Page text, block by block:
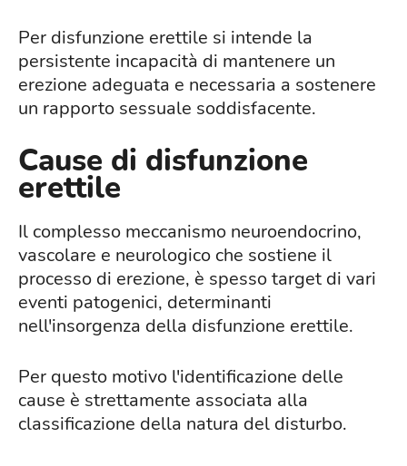
Per disfunzione erettile si intende la
persistente incapacità di mantenere un
erezione adeguata e necessaria a sostenere
un rapporto sessuale soddisfacente.
Cause di disfunzione
erettile
Il complesso meccanismo neuroendocrino,
vascolare e neurologico che sostiene il
processo di erezione, è spesso target di vari
eventi patogenici, determinanti
nell'insorgenza della disfunzione erettile.
Per questo motivo l'identificazione delle
cause è strettamente associata alla
classificazione della natura del disturbo.